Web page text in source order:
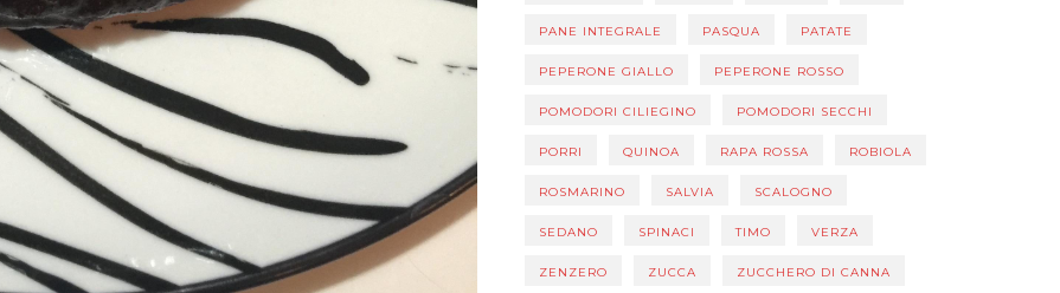
PANE INTEGRALE PASQUA PATATE
PEPERONE GIALLO PEPERONE ROSSO
POMODORI CILIEGINO POMODORI SECCHI
PORRI QUINOA RAPA ROSSA ROBIOLA
ROSMARINO SALVIA SCALOGNO
SEDANO SPINACI TIMO VERZA
ZENZERO ZUCCA ZUCCHERO DI CANNA